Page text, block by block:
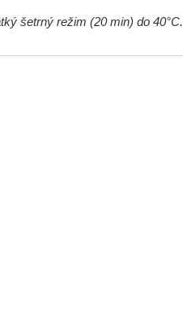
šetrný režim (20 min) do 40°C.